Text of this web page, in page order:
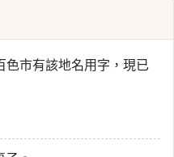
色市有該地名用字，現已